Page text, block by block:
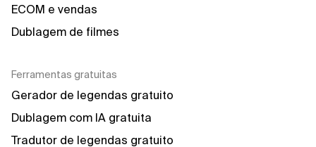
ECOM e vendas
Dublagem de filmes
Ferramentas gratuitas
Gerador de legendas gratuito
Dublagem com IA gratuita
Tradutor de legendas gratuito